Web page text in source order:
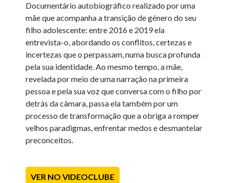
Documentário autobiográfico realizado por uma
mãe que acompanha a transição de género do seu
filho adolescente: entre 2016 e 2019 ela
entrevista-o, abordando os conflitos, certezas e
incertezas que o perpassam, numa busca profunda
pela sua identidade. Ao mesmo tempo, a mãe,
revelada por meio de uma narração na primeira
pessoa e pela sua voz que conversa com o filho por
detrás da câmara, passa ela também por um
processo de transformação que a obriga a romper
velhos paradigmas, enfrentar medos e desmantelar
preconceitos.
VER NO VIDEOCLUBE